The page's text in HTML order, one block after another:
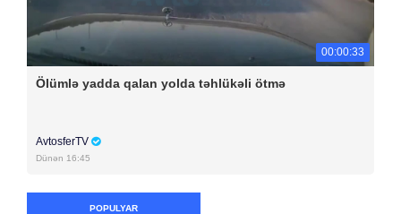
00:00:33
Ölümlə yadda qalan yolda təhlükəli ötmə
AvtosferTV
Dünən 16:45
POPULYAR